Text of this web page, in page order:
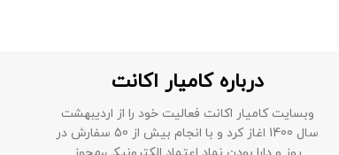
درباره کامیار اکانت
وبسایت کامیار اکانت فعالیت خود را از اردیبهشت
سال 1400 اغاز کرد و با انجام بیش از 50 سفارش در